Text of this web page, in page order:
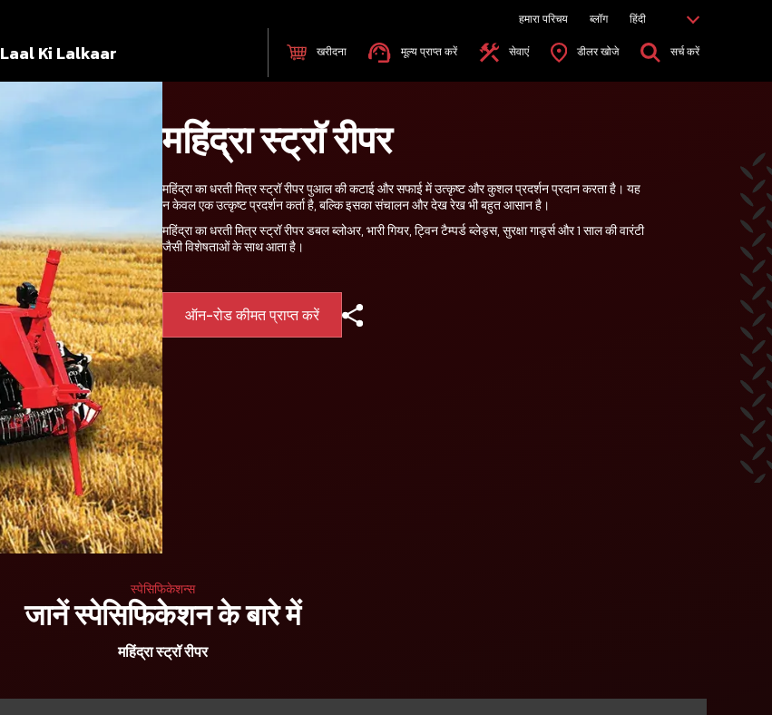
हमारा परिचय ब्लॉग हिंदी
Laal Ki Lalkaar खरीदना मूल्य प्राप्त करें सेवाएं डीलर खोजे सर्च करें
महिंद्रा स्ट्रॉ रीपर
महिंद्रा का धरती मित्र स्ट्रॉ रीपर पुआल की कटाई और सफाई में उत्कृष्ट और कुशल प्रदर्शन प्रदान करता है। यह
न केवल एक उत्कृष्ट प्रदर्शन कर्ता है, बल्कि इसका संचालन और देख रेख भी बहुत आसान है।
महिंद्रा का धरती मित्र स्ट्रॉ रीपर डबल ब्लोअर, भारी गियर, ट्विन टैम्पर्ड ब्लेड्स, सुरक्षा गार्ड्स और 1 साल की वारंटी
जैसी विशेषताओं के साथ आता है।
ऑन-रोड कीमत प्राप्त करें
स्पेसिफिकेशन्स
जानें स्पेसिफिकेशन के बारे में
महिंद्रा स्ट्रॉ रीपर